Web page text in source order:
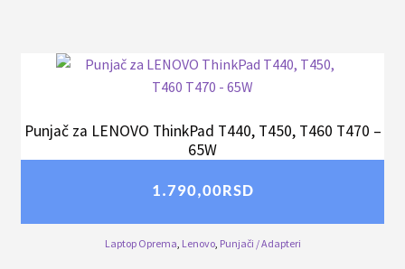
Punjač za LENOVO ThinkPad T440, T450, T460 T470 –
65W
1.790,00RSD
Laptop Oprema, Lenovo, Punjači / Adapteri